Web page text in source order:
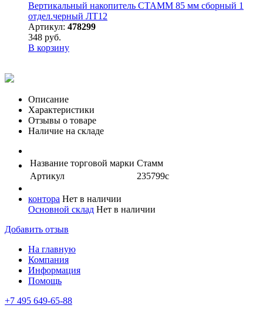
Вертикальный накопитель СТАММ 85 мм сборный 1
отдел.черный ЛТ12
Артикул: 478299
348 руб.
В корзину
Описание
Характеристики
Отзывы о товаре
Наличие на складе
Название торговой марки Стамм
Артикул
235799с
контора Нет в наличии
Основной склад Нет в наличии
Добавить отзыв
На главную
Компания
Информация
Помощь
+7 495 649-65-88